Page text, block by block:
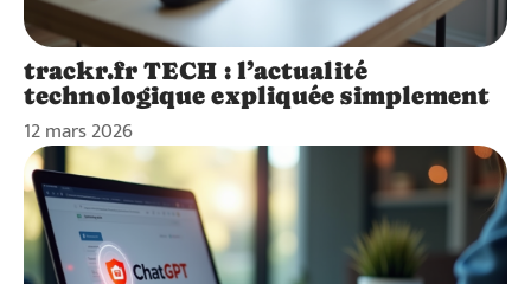
trackr.fr TECH : l’actualité
technologique expliquée simplement
12 mars 2026